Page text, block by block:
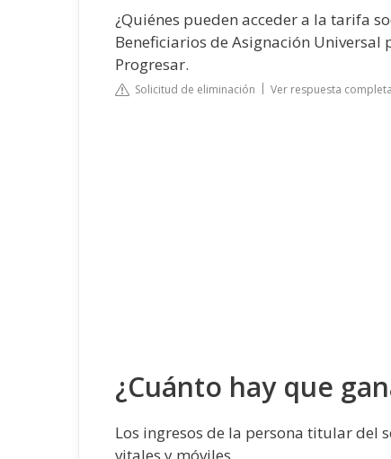
¿Quiénes pueden acceder a la tarifa
Beneficiarios de Asignación
Progresar.
Solicitud de eliminación Ver respuesta
¿Cuánto hay que
Los ingresos de la persona titular del